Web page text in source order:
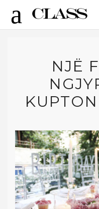
NJË